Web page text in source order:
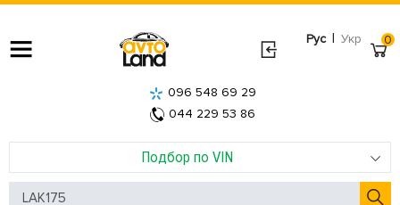
Рус | Укр
Подбор по VIN
096 548 69 29
044 229 53 86
0